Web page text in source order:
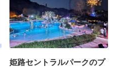
姫路セントラルパークのプ